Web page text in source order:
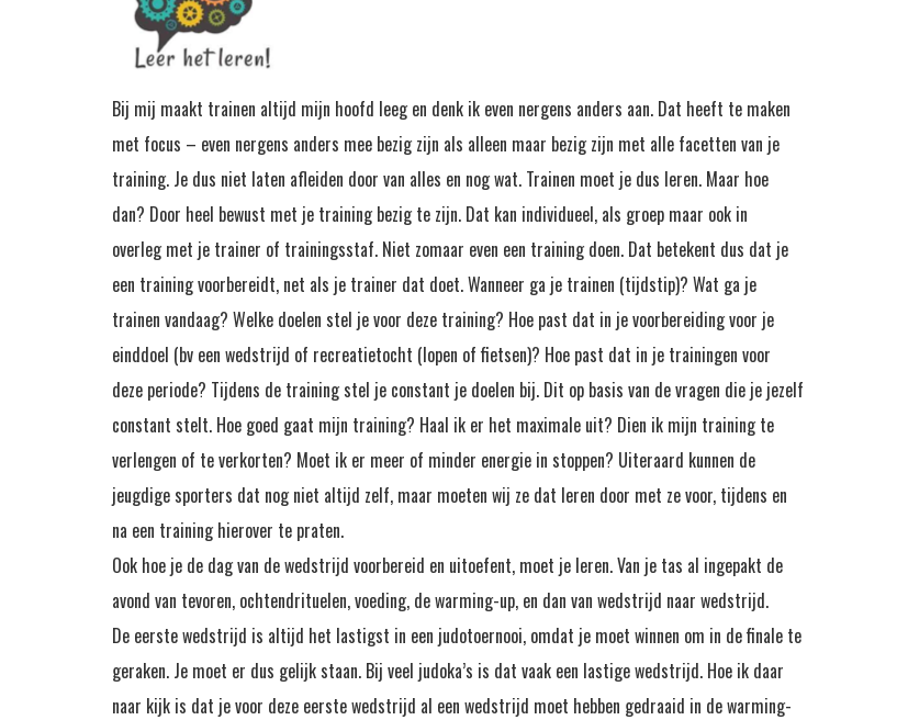
Bij mij maakt trainen altijd mijn hoofd leeg en denk ik even nergens anders aan. Dat heeft te maken
met focus – even nergens anders mee bezig zijn als alleen maar bezig zijn met alle facetten van je
training. Je dus niet laten afleiden door van alles en nog wat. Trainen moet je dus leren. Maar hoe
dan? Door heel bewust met je training bezig te zijn. Dat kan individueel, als groep maar ook in
overleg met je trainer of trainingsstaf. Niet zomaar even een training doen. Dat betekent dus dat je
een training voorbereidt, net als je trainer dat doet. Wanneer ga je trainen (tijdstip)? Wat ga je
trainen vandaag? Welke doelen stel je voor deze training? Hoe past dat in je voorbereiding voor je
einddoel (bv een wedstrijd of recreatietocht (lopen of fietsen)? Hoe past dat in je trainingen voor
deze periode? Tijdens de training stel je constant je doelen bij. Dit op basis van de vragen die je jezelf
constant stelt. Hoe goed gaat mijn training? Haal ik er het maximale uit? Dien ik mijn training te
verlengen of te verkorten? Moet ik er meer of minder energie in stoppen? Uiteraard kunnen de
jeugdige sporters dat nog niet altijd zelf, maar moeten wij ze dat leren door met ze voor, tijdens en
na een training hierover te praten.
Ook hoe je de dag van de wedstrijd voorbereid en uitoefent, moet je leren. Van je tas al ingepakt de
avond van tevoren, ochtendrituelen, voeding, de warming-up, en dan van wedstrijd naar wedstrijd.
De eerste wedstrijd is altijd het lastigst in een judotoernooi, omdat je moet winnen om in de finale te
geraken. Je moet er dus gelijk staan. Bij veel judoka’s is dat vaak een lastige wedstrijd. Hoe ik daar
naar kijk is dat je voor deze eerste wedstrijd al een wedstrijd moet hebben gedraaid in de warming-